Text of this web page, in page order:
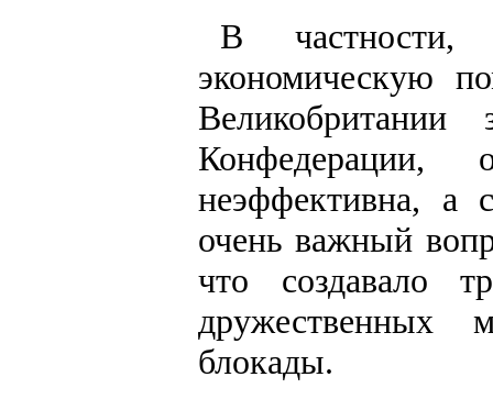
В
экономическую
Великобритании
Конфедерации,
неэффективна, а
очень важный
что создавало
дружественных
блокады.